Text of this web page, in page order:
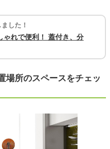
した！
ゃれで便利！ 蓋付き、分
場所のスペースをチェッ